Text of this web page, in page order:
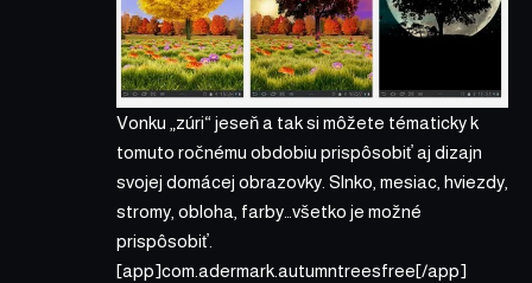
Vonku „zúri“ jeseň a tak si môžete tématicky k
tomuto ročnému obdobiu prispôsobiť aj dizajn
svojej domácej obrazovky. Slnko, mesiac, hviezdy,
stromy, obloha, farby…všetko je možné
prispôsobiť.
[app]com.adermark.autumntreesfree[/app]